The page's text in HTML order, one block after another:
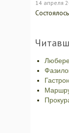
14 апреля